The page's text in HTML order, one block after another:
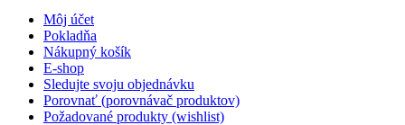
Môj účet
Pokladňa
Nákupný košík
E-shop
Sledujte svoju objednávku
Porovnať (porovnávač produktov)
Požadované produkty (wishlist)